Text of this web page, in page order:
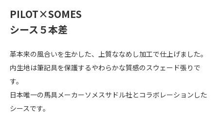
PILOT×SOMES
シース５本差
革本来の風合いを生かした、上質ななめし加工で仕上げました。
内生地は筆記具を保護するやわらかな質感のスウェード張りで
す。
日本唯一の馬具メーカーソメスサドル社とコラボレーションした
シースです。